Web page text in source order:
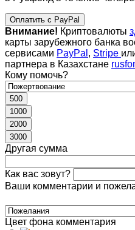
Оплатить с PayPal
Внимание! Криптовалюты
карты зарубежного банка
сервисами PayPal , Stripe
партнера в Казахстане
Кому помочь?
500
1000
2000
3000
Другая сумма
Как вас зовут?
Ваши комментарии и
Цвет фона комментария